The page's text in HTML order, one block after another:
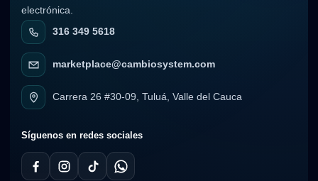
electrónica.
316 349 5618
marketplace@cambiosystem.com
Carrera 26 #30-09, Tuluá, Valle del Cauca
Síguenos en redes sociales